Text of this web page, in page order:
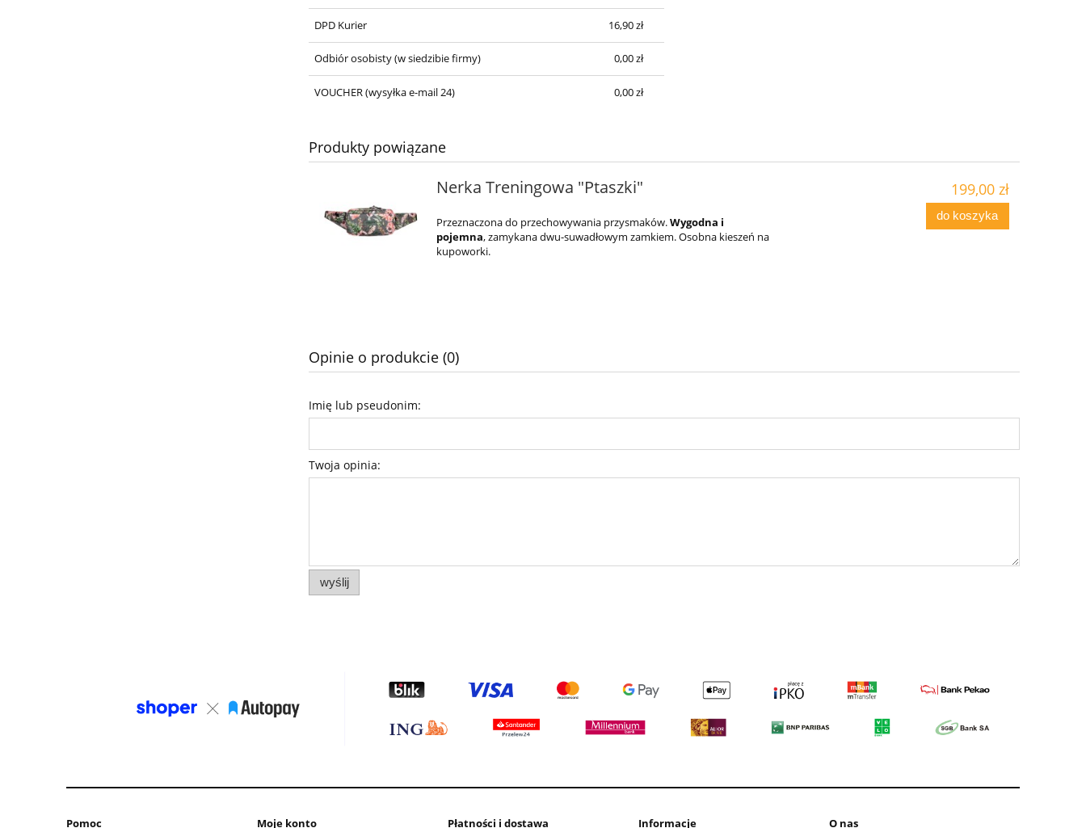
DPD Kurier 16,90 zł
Odbiór osobisty(w siedzibie firmy) 0,00 zł
VOUCHER(wysyłka e-mail 24) 0,00 zł
Produkty powiązane
Nerka Treningowa "Ptaszki"
Przeznaczona do przechowywania przysmaków.Wygodna i
pojemna, zamykana dwu-suwadłowym zamkiem. Osobna kieszeń na
kupoworki.
199,00 zł
do koszyka
Opinie o produkcie (0)
Imię lub pseudonim:
Twoja opinia:
wyślij
Pomoc Moje konto Płatności i dostawa Informacje O nas